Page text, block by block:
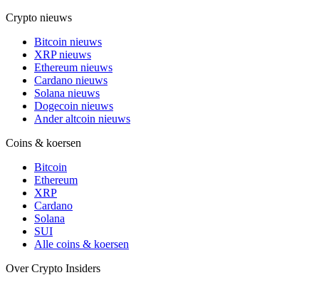
Crypto nieuws
Bitcoin nieuws
XRP nieuws
Ethereum nieuws
Cardano nieuws
Solana nieuws
Dogecoin nieuws
Ander altcoin nieuws
Coins & koersen
Bitcoin
Ethereum
XRP
Cardano
Solana
SUI
Alle coins & koersen
Over Crypto Insiders